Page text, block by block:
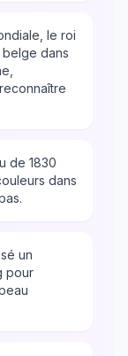
le roi
dans
de 1830
dans
un
pour